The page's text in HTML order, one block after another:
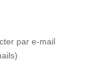
par e-mail